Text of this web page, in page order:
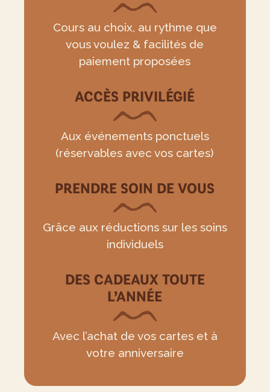
Cours au choix, au rythme que
vous voulez & facilités de
paiement proposées
ACCÈS PRIVILÉGIÉ
Aux événements ponctuels
(réservables avec vos cartes)
PRENDRE SOIN DE VOUS
Grâce aux réductions sur les soins
individuels
DES CADEAUX TOUTE
L’ANNÉE
Avec l’achat de vos cartes et à
votre anniversaire